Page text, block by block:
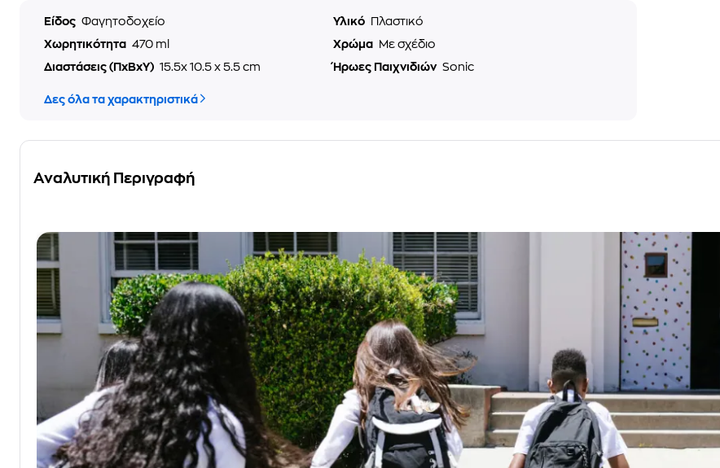
Είδος Φαγητοδοχείο Υλικό
Πλαστικό
Χωρητικότητα 470 ml Χρώμα
Με σχέδιο
Διαστάσεις (ΠxΒxΥ) 15.5x 10.5 x 5.5 cm Ήρωες Παιχνιδιών Sonic
Δες όλα τα χαρακτηριστικά
Αναλυτική Περιγραφή